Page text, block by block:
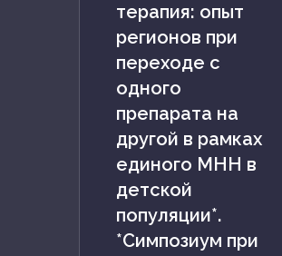
терапия: опыт
регионов при
переходе с
одного
препарата на
другой в рамках
единого МНН в
детской
популяции*.
*Симпозиум при